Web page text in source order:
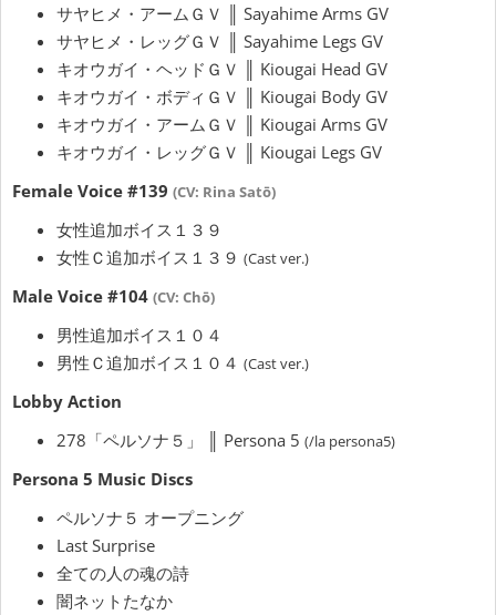
サヤヒメ・アームＧＶ ║ Sayahime Arms GV
サヤヒメ・レッグＧＶ ║ Sayahime Legs GV
キオウガイ・ヘッドＧＶ ║ Kiougai Head GV
キオウガイ・ボディＧＶ ║ Kiougai Body GV
キオウガイ・アームＧＶ ║ Kiougai Arms GV
キオウガイ・レッグＧＶ ║ Kiougai Legs GV
Female Voice #139 (CV: Rina Satō)
女性追加ボイス１３９
女性Ｃ追加ボイス１３９ (Cast ver.)
Male Voice #104 (CV: Chō)
男性追加ボイス１０４
男性Ｃ追加ボイス１０４ (Cast ver.)
Lobby Action
278「ペルソナ５」 ║ Persona 5 (/la persona5)
Persona 5 Music Discs
ペルソナ５ オープニング
Last Surprise
全ての人の魂の詩
闇ネットたなか